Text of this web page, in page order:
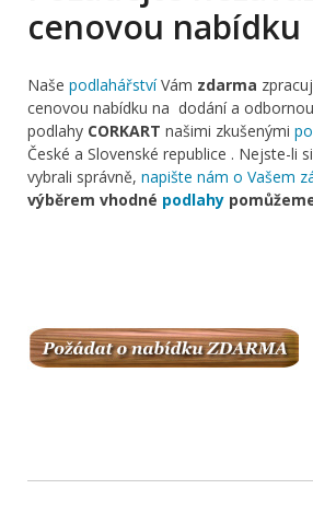
cenovou nabídku
Naše podlahářstvíVám zdarma
cenovou nabídku na dodání a
podlahy CORKART našimi zkušenými
České a Slovenské republice . Nejste-li
vybrali správně, napište nám o Vašem
výběrem vhodné podlahy